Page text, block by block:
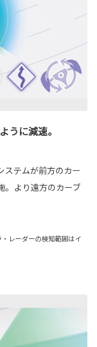
うに減速。
ステムが前方のカー
。より遠方のカーブ
レーダーの検知範囲はイ